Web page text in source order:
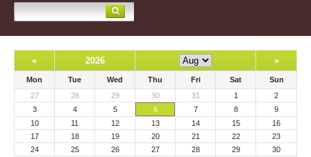
« 2026 »
Mon Tue Wed Thu Fri Sat
Sun
27
28 29 30 31 1
2
3
4 5 6 7 8
9
10
11 12 13 14 15
16
17
18 19 20 21 22
23
24
25 26 27 28 29
30